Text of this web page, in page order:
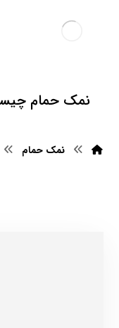
نمک حمام
نمک حمام